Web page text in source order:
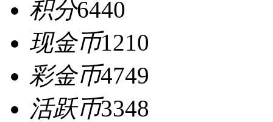
积分6440
现金币1210
彩金币4749
活跃币3348